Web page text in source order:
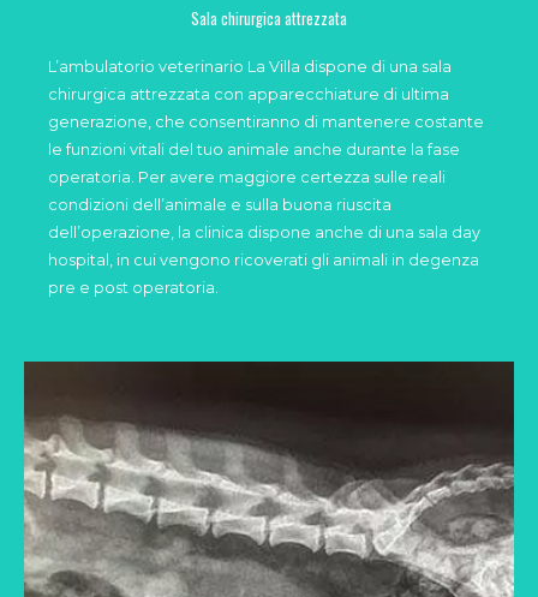
Sala chirurgica attrezzata
L’ambulatorio veterinario La Villa dispone di una sala
chirurgica attrezzata con apparecchiature di ultima
generazione, che consentiranno di mantenere costante
le funzioni vitali del tuo animale anche durante la fase
operatoria. Per avere maggiore certezza sulle reali
condizioni dell’animale e sulla buona riuscita
dell’operazione, la clinica dispone anche di una sala day
hospital, in cui vengono ricoverati gli animali in degenza
pre e post operatoria.